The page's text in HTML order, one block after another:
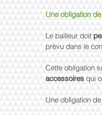
Une obligation
Le bailleur doit
prévu dans le
Cette obligation
accessoires qui
Une obligation